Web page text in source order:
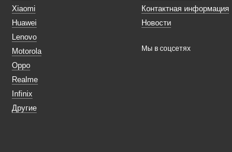
Xiaomi
Huawei
Lenovo
Motorola
Oppo
Realme
Infinix
Другие
Контактная информация
Новости
Мы в соцсетях